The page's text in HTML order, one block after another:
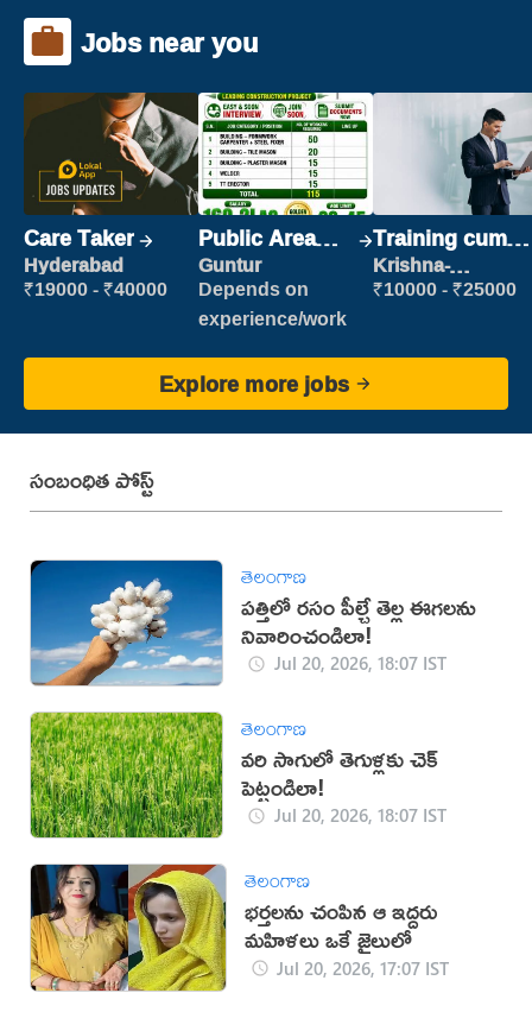
Jobs near you
Care Taker
Hyderabad
₹19000 - ₹40000
Public Area
Cleaner
Guntur
Depends on
experience/work
Training cum
Placement
Krishna-
vijayawada
₹10000 - ₹25000
Explore more jobs
సంబంధిత పోస్ట్
తెలంగాణ
పత్తిలో రసం పీల్చే తెల్ల ఈగలను
నివారించండిలా!
Jul 20, 2026, 18:07 IST
తెలంగాణ
వరి సాగులో తెగుళ్లకు చెక్
పెట్టండిలా!
Jul 20, 2026, 18:07 IST
తెలంగాణ
భర్తలను చంపిన ఆ ఇద్దరు
మహిళలు ఒకే జైలులో
Jul 20, 2026, 17:07 IST